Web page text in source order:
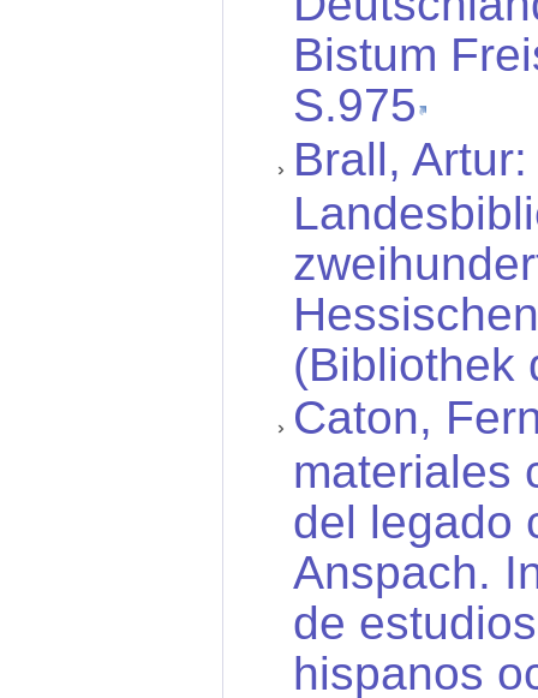
Bistum
S.975
Brall,
(Bibliothek
Caton,
materiales
del legado
Anspach.
de
hispanos